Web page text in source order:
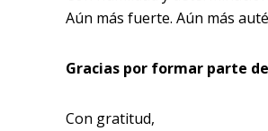
Aún más fuerte. Aún más
Gracias por formar parte
Con gratitud,